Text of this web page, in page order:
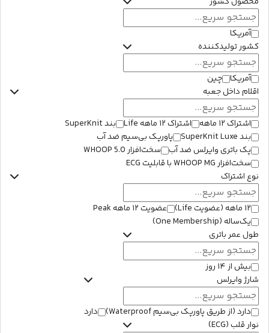
آمریکا
کشور تولیدکننده
آمریکا چین
اقلام داخل جعبه
اشتراک ۱۲ ماهه اشتراک ۱۲ ماهه Life
بند SuperKnit
بند SuperKnit Luxe
پاورپک بی‌سیم ضد آب
پک باتری وایرلس ضد آب
سخت‌افزار WHOOP 5.0
سخت‌افزار WHOOP MG با قابلیت ECG
نوع اشتراک
۱۲ ماهه (عضویت Life)
عضویت ۱۲ ماهه Peak
یک‌ساله (One Membership)
طول عمر باتری
بیش از ۱۴ روز
شارژ وایرلس
دارد (از طریق پاورپک بی‌سیم Waterproof)
دارد
نوار قلب (ECG)